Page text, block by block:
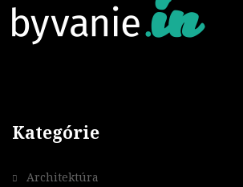
Kategórie
Architektúra